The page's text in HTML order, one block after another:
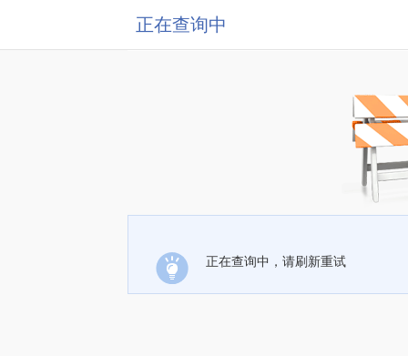
正在查询中
正在查询中，请刷新重试